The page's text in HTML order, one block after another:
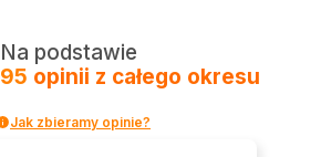
Na podstawie
95 opinii z całego okresu
Jak zbieramy opinie?